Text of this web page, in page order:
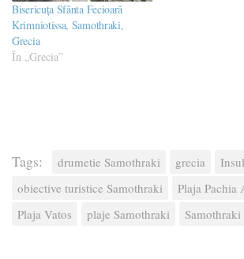
Bisericuța Sfânta Fecioară
Krimniotissa, Samothraki,
Grecia
În „Grecia”
Tags: drumetie Samothraki grecia
obiective turistice Samothraki
Plaja Pachia
Plaja Vatos
plaje Samothraki Samothraki